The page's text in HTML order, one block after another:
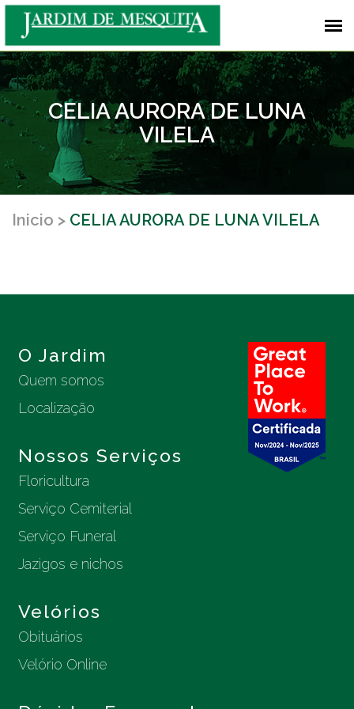
CELIA AURORA DE LUNA
VILELA
Inicio CELIA AURORA DE LUNA VILELA
O Jardim
Quem somos
Localização
Nossos Serviços
Floricultura
Serviço Cemiterial
Serviço Funeral
Jazigos e nichos
Velórios
Obituários
Velório Online